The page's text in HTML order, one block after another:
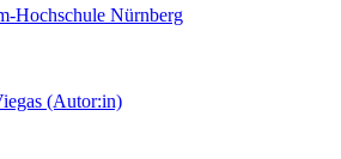
Hochschule Nürnberg
(Autor:in)